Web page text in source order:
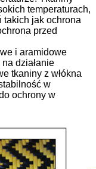
temperaturach,
takich jak ochrona
przed
i aramidowe
działanie
tkaniny z włókna
w
ochrony w